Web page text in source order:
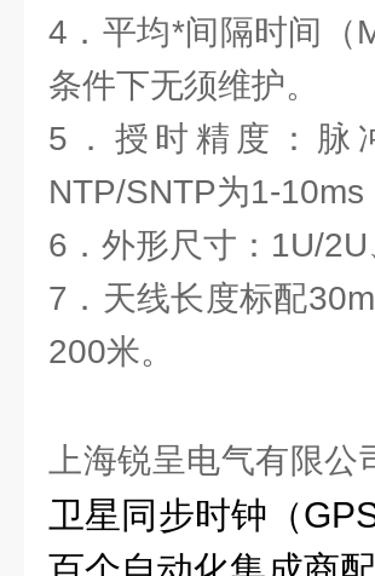
4．平均*间隔时间（
条件下无须维护。
5．授时精度：脉
NTP/SNTP为1-10ms
6．外形尺寸：1U/
7．天线长度标配
200米。
上海锐呈电气有限
卫星同步时钟 （